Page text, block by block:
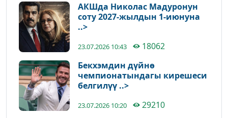
АКШда Николас Мадуронун
соту 2027-жылдын 1-июнуна
..>
23.07.2026 10:43
18062
Бекхэмдин дүйнө
чемпионатындагы кирешеси
белгилүү ..>
23.07.2026 10:20
29210